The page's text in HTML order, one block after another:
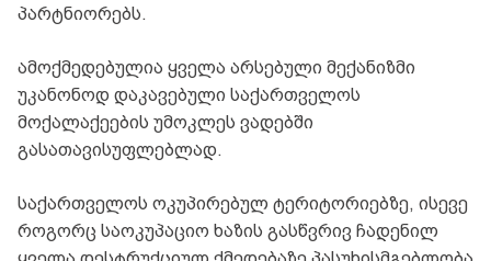
პარტნიორებს.
ამოქმედებულია ყველა არსებული მექანიზმი
უკანონოდ დაკავებული საქართველოს
მოქალაქეების უმოკლეს ვადებში
გასათავისუფლებლად.
საქართველოს ოკუპირებულ ტერიტორიებზე, ისევე
როგორც საოკუპაციო ხაზის გასწვრივ ჩადენილ